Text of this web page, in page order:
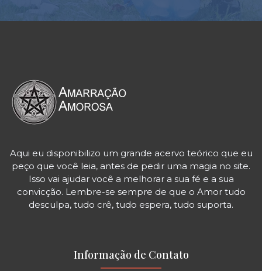
Aqui eu disponibilizo um grande acervo teórico que eu
peço que você leia, antes de pedir uma magia no site.
Isso vai ajudar você a melhorar a sua fé e a sua
convicção. Lembre-se sempre de que o Amor tudo
desculpa, tudo crê, tudo espera, tudo suporta.
Informação de Contato